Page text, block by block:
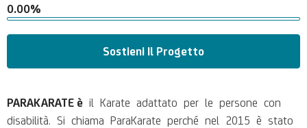
0.00%
Sostieni Il Progetto
PARAKARATE è il Karate adattato per le persone con
disabilità. Si chiama ParaKarate perché nel 2015 è stato